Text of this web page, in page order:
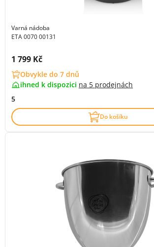
Varná nádoba
ETA 0070 00131
Cena s DPH:
1 799 Kč
Obvykle do 7 dnů
ihned k dispozici na 5 prodejnách
5
Do košíku